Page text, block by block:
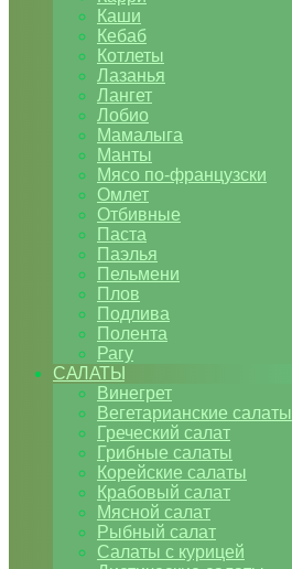
Каши
Кебаб
Котлеты
Лазанья
Лангет
Лобио
Мамалыга
Манты
Мясо по-французски
Омлет
Отбивные
Паста
Паэлья
Пельмени
Плов
Подлива
Полента
Рагу
САЛАТЫ
Винегрет
Вегетарианские салаты
Греческий салат
Грибные салаты
Корейские салаты
Крабовый салат
Мясной салат
Рыбный салат
Салаты с курицей